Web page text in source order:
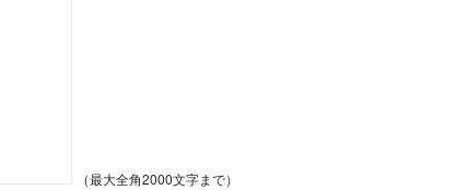
（最大全角2000文字まで）